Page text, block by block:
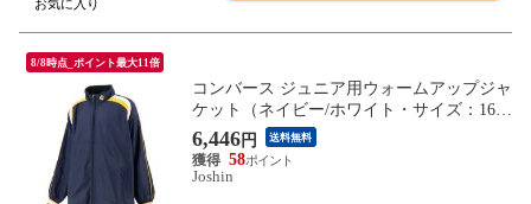
8/8時点_ポイント最大11倍
コンバース ジュニア用ウォームアップジャ
ケット（ネイビー/ホワイト・サイズ：16
0） CONVERSE CB462506S-2911-160 【返
品種別A】
6,446円 送料無料
58
Joshin